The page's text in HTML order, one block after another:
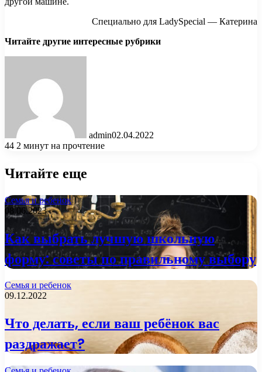
Специально для LadySpecial — Катерина
Читайте другие интересные рубрики
admin02.04.2022
44 2 минут на прочтение
Читайте еще
Семья и ребенок
08.06.2023
Как выбрать лучшую школьную
форму: советы по правильному выбору
Семья и ребенок
09.12.2022
Что делать, если ваш ребёнок вас
раздражает?